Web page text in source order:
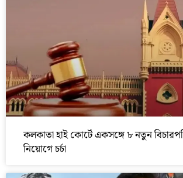
কলকাতা হাই কোর্টে একসঙ্গে ৮ নতুন
নিয়োগে চর্চা